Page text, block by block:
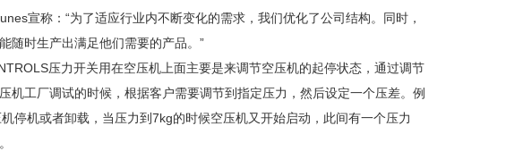
宣称：“为了适应行业内不断变化的需求，我们优化了公司结构。同时，
随时生产出满足他们需要的产品。”
压力开关用在空压机上面主要是来调节空压机的起停状态，通过调节
工厂调试的时候，根据客户需要调节到指定压力，然后设定一个压差。例
停机或者卸载，当压力到7kg的时候空压机又开始启动，此间有一个压力